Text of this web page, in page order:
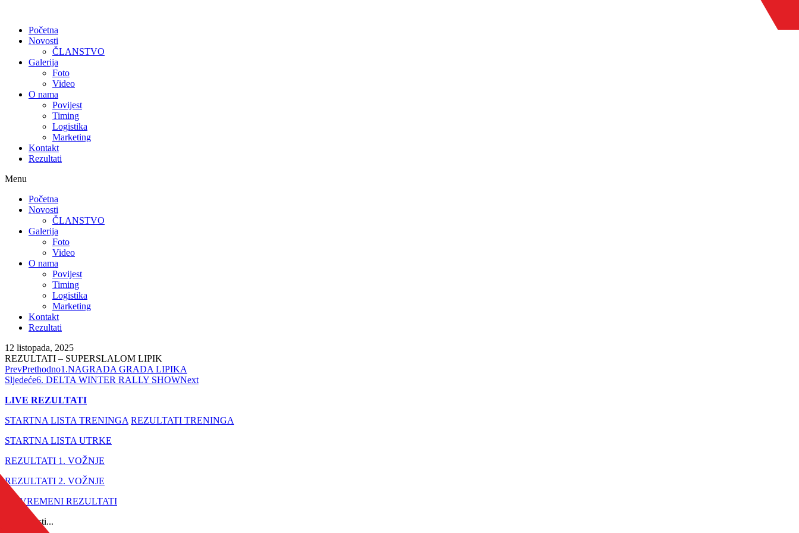
contentPočetna
Novosti
ČLANSTVO
Galerija
Foto
Video
O nama
Povijest
Timing
Logistika
Marketing
Kontakt
Rezultati
Menu
Početna
Novosti
ČLANSTVO
Galerija
Foto
Video
O nama
Povijest
Timing
Logistika
Marketing
Kontakt
Rezultati
12 listopada, 2025
REZULTATI – SUPERSLALOM LIPIK
PrevPrethodno1.NAGRADA GRADA LIPIKA
Sljedeće6. DELTA WINTER RALLY SHOWNext
LIVE REZULTATI
STARTNA LISTA TRENINGA REZULTATI TRENINGA
STARTNA LISTA UTRKE
REZULTATI 1. VOŽNJE
REZULTATI 2. VOŽNJE
PRIVREMENI REZULTATI
Još novosti...